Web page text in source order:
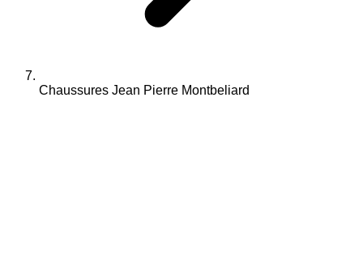
Chaussures Jean Pierre Montbeliard